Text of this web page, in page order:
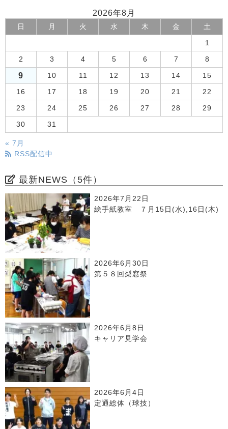
2026年8月
日 月 火 水 木 金 土
1
2 3 4 5 6 7 8
9 10 11 12 13 14 15
16 17 18 19 20 21 22
23 24 25 26 27 28 29
30 31
« 7月
RSS配信中
最新NEWS（5件）
2026年7月22日
絵手紙教室 ７月15日(水),16日(木)
2026年6月30日
第５８回梨窓祭
2026年6月8日
キャリア見学会
2026年6月4日
定通総体（球技）